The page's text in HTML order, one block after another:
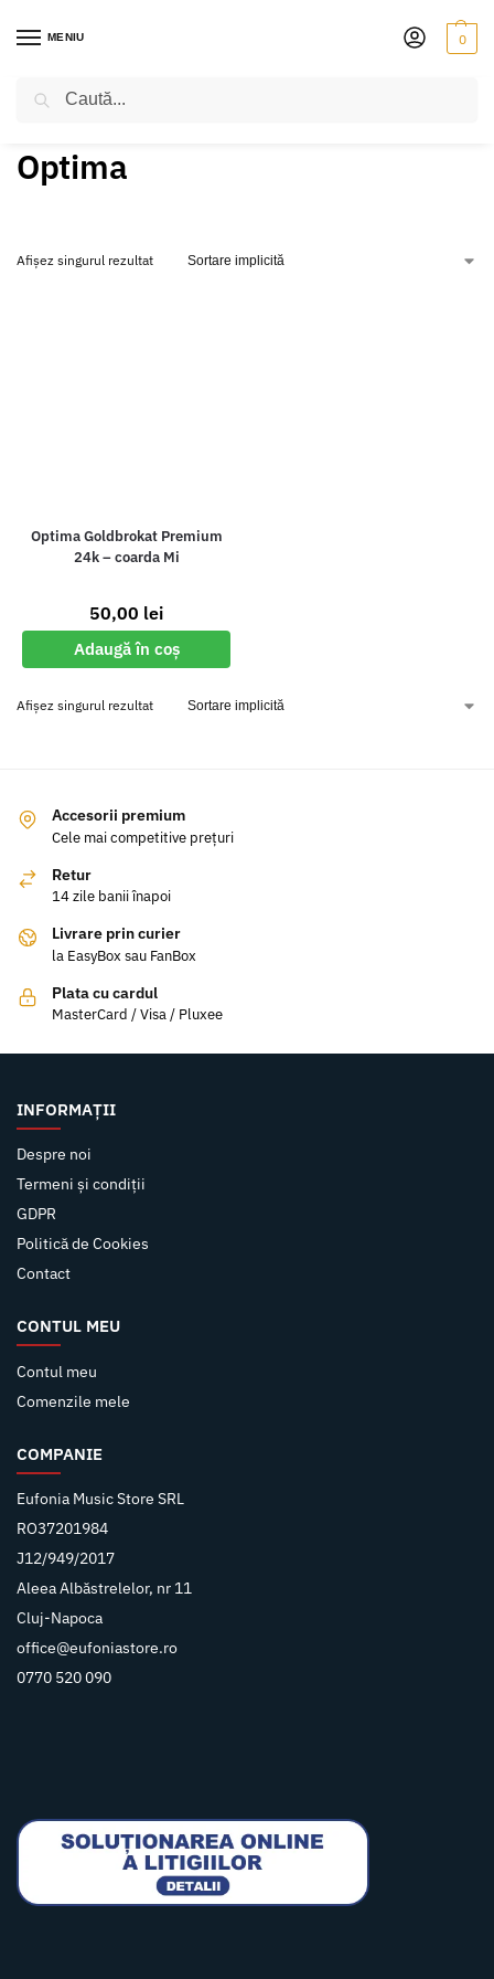
MENIU 0
Optima
Afișez singurul rezultat
Optima Goldbrokat Premium
24k – coarda Mi
50,00 lei
Adaugă în coș
Afișez singurul rezultat
Accesorii premium
Cele mai competitive prețuri
Retur
14 zile banii înapoi
Livrare prin curier
la EasyBox sau FanBox
Plata cu cardul
MasterCard / Visa / Pluxee
INFORMAȚII
Despre noi
Termeni și condiții
GDPR
Politică de Cookies
Contact
CONTUL MEU
Contul meu
Comenzile mele
COMPANIE
Eufonia Music Store SRL
RO37201984
J12/949/2017
Aleea Albăstrelelor, nr 11
Cluj-Napoca
office@eufoniastore.ro
0770 520 090